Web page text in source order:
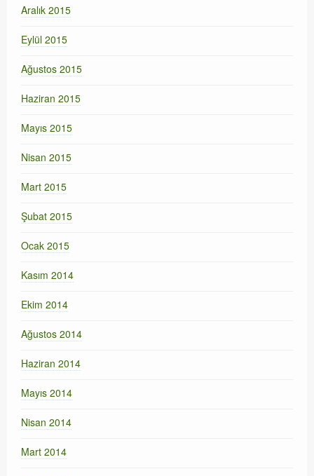
Aralık 2015
Eylül 2015
Ağustos 2015
Haziran 2015
Mayıs 2015
Nisan 2015
Mart 2015
Şubat 2015
Ocak 2015
Kasım 2014
Ekim 2014
Ağustos 2014
Haziran 2014
Mayıs 2014
Nisan 2014
Mart 2014